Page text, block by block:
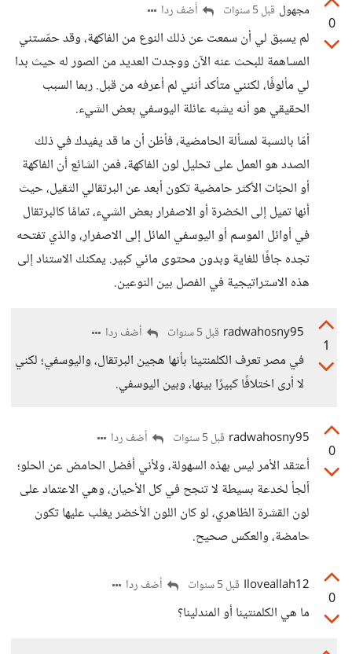
0
مجهول قبل 5 سنوات أضف ردا
لم يسبق لي أن سمعت عن ذلك النوع من الفاكهة، وقد حمّستني
المساهمة للبحث عنه الآن ووجدت العديد من الصور له حيث بدا
لي مألوفًا، لكنني متأكد أنني لم أعرفه من قبل. ربما السبب
الحقيقي هو أنه يشبه عائلة اليوسفي بعض الشيء.
أمّا بالنسبة لمسألة الحامضية، فأظن أن ما قد يفيدك في ذلك
الصدد هو العمل على تحليل لون الفاكهة، فمن الشائع أن الفاكهة
أو الحبّات الأكثر حامضية تكون أبعد عن البرتقالي الثقيل، حيث
أنها تميل إلى الخضرة أو الاصفرار بعض الشيء، تمامًا كالبرتقال
في أوائل الموسم أو اليوسفي المائل إلى الاصفرار، والذي تفتحه
تجده جافًا للغاية وبدون محتوى مائي كبير. يمكنك الاستناد إلى
هذه الاستراتيجية في الفصل بين النوعين.
1
radwahosny95 قبل 5 سنوات أضف ردا
في مصر تعرف الكلمنتينا بأنها هجين البرتقال، واليوسفي؛ لكني
لا أرى اختلافًا كبيرًا بينها، وبين اليوسفي.
0
radwahosny95 قبل 5 سنوات أضف ردا
أعتقد الأمر ليس بهذه السهولة، ولأني أفضل الحامض عن الحلو؛
ألجأ لخدعة بسيطة لا تنجح في كل الأحيان، وهي الاعتماد على
لون القشرة الظاهري، لو كان اللون الأخضر يغلب عليها تكون
حامضة، والعكس صحيح.
0
Iloveallah12 قبل 5 سنوات أضف ردا
ما هي الكلمنتينا أو المندلينا؟